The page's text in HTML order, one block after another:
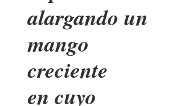
alargando un
mango
creciente
en cuyo